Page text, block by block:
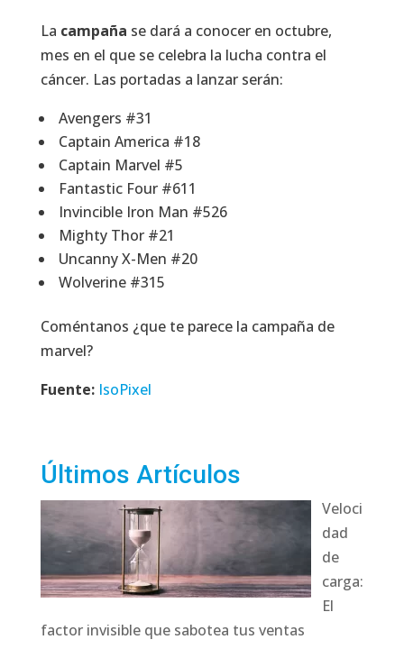
La campaña se dará a conocer en octubre,
mes en el que se celebra la lucha contra el
cáncer. Las portadas a lanzar serán:
Avengers #31
Captain America #18
Captain Marvel #5
Fantastic Four #611
Invincible Iron Man #526
Mighty Thor #21
Uncanny X-Men #20
Wolverine #315
Coméntanos ¿que te parece la campaña de
marvel?
Fuente: IsoPixel
Últimos Artículos
Veloci
dad
de
carga:
El
factor invisible que sabotea tus ventas